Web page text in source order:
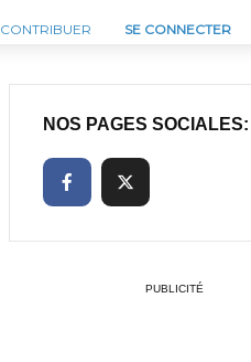
CONTRIBUER SE CONNECTER
NOS PAGES SOCIALES:
PUBLICITÉ